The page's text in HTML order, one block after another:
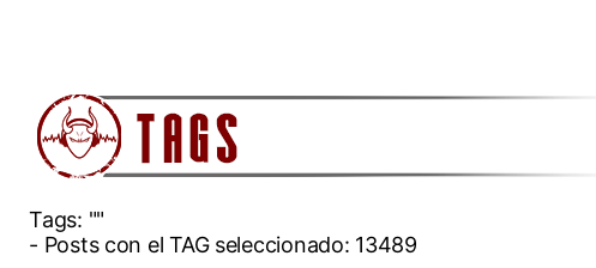
Tags: ""
- Posts con el TAG seleccionado: 13489